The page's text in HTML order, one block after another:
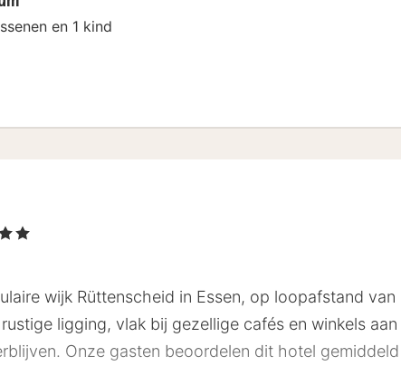
en 1 kind
wijk Rüttenscheid in Essen, op loopafstand
ligging, vlak bij gezellige cafés en winkels
Onze gasten beoordelen dit hotel gemiddeld